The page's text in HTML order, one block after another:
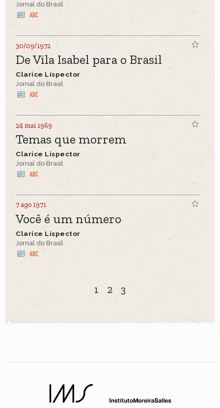
Jornal do Brasil
30/09/1972
De Vila Isabel para o Brasil
Clarice Lispector
Jornal do Brasil
24 mai 1969
Temas que morrem
Clarice Lispector
Jornal do Brasil
7 ago 1971
Você é um número
Clarice Lispector
Jornal do Brasil
1 2 3